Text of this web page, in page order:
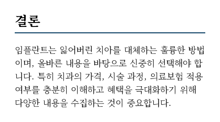
결론
임플란트는 잃어버린 치아를 대체하는 훌륭한 방법
이며, 올바른 내용을 바탕으로 신중히 선택해야 합
니다. 특히 치과의 가격, 시술 과정, 의료보험 적용
여부를 충분히 이해하고 혜택을 극대화하기 위해
다양한 내용을 수집하는 것이 중요합니다.